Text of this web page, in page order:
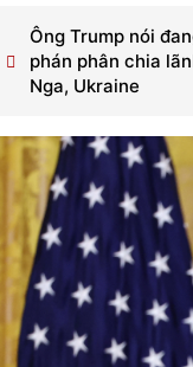
Ông Trump nói
phán phân chia
Nga, Ukraine